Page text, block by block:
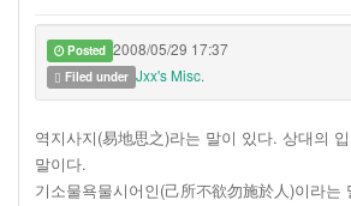
Posted 2008/05/29 17:37
Filed under Jxx's Misc.
역지사지(易地思之)라는 말이 있다. 상대의
말이다.
기소물욕물시어인(己所不欲勿施於人)이라는